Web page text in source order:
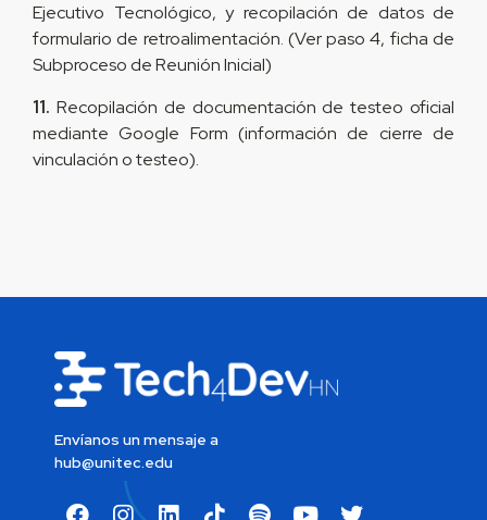
Ejecutivo Tecnológico, y recopilación de datos de
formulario de retroalimentación. (Ver paso 4, ficha de
Subproceso de Reunión Inicial)
11. Recopilación de documentación de testeo oficial
mediante Google Form (información de cierre de
vinculación o testeo).
Envíanos un mensaje a
hub@unitec.edu